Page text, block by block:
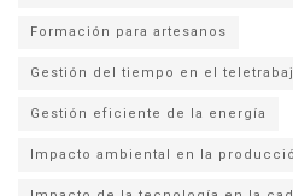
Formación para artesanos
Gestión del tiempo en el
Gestión eficiente de la energía
Impacto ambiental en la